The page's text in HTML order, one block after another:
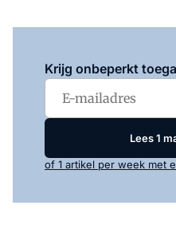
Krijg onbeperkt
Lees 1
of 1 artikel per week met